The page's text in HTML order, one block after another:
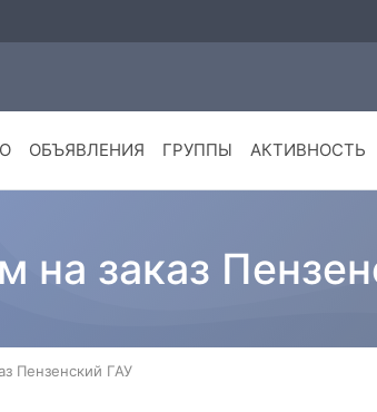
ОБЪЯВЛЕНИЯ ГРУППЫ АКТИВНОСТЬ
на заказ
Пензенский ГАУ